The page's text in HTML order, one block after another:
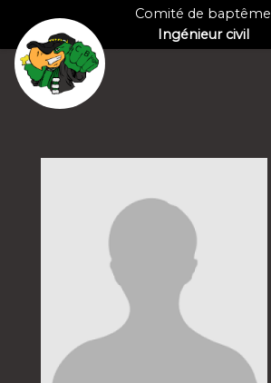
Comité de baptême
Ingénieur civil